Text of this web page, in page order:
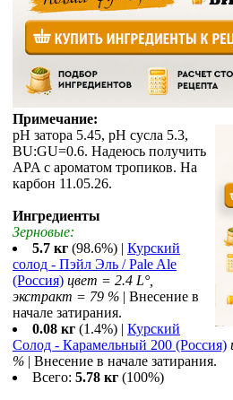
Примечание:
рН затора 5.45, рН сусла 5.3,
BU:GU=0.6. Надеюсь получить
APA с ароматом тропиков. На
карбон 11.05.26.
Ингредиенты
Зерновые:
5.7 кг (98.6%) | Курский
солод - Пэйл Эль / Pale Ale
(Россия) цвет = 2.4 L°,
экстракт = 79 % | Внесение в
начале затирания.
0.08 кг (1.4%) | Курский
Солод - Карамельный 200 (Россия)
% | Внесение в начале затирания.
Всего: 5.78 кг (100%)